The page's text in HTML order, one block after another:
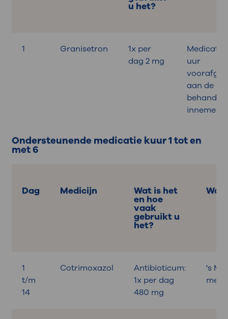
u het?
1 Granisetron
1x per
dag 2 mg
Medicatie
uur
aan de
innemen
Ondersteunende medicatie kuur 1 tot en
met 6
Dag Medicijn Wat is het
en hoe
vaak
gebruikt u
het?
1
t/m
14
Cotrimoxazol
Antibioticum:
1x per dag
480 mg
's
met